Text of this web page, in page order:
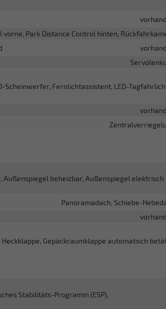
vorne, Park Distance Control hinten,
Scheinwerfer, Fernlichtassistent, LED-
beheizbar, Außenspiegel elektrisch
Panoramadach, Schiebe-
Heckklappe, Gepäckraumklappe automatisch
Stabilitäts-Programm (ESP),